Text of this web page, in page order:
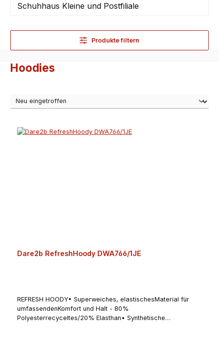
Schuhhaus Kleine und Postfiliale
Produkte filtern
Hoodies
Dare2b RefreshHoody DWA766/1JE
REFRESH HOODY• Superweiches, elastischesMaterial für
umfassendenKomfort und Halt - 80%
Polyesterrecyceltes/20% Elasthan• Synthetische